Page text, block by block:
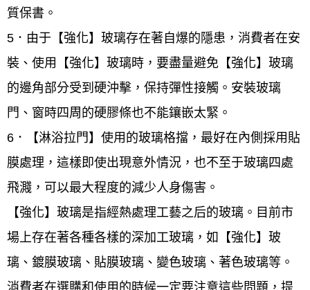
質保書。
5．由于【強化】玻璃存在著自爆的隱患，消費者在安
裝、使用【強化】玻璃時，要盡量避免【強化】玻璃
的邊角部分受到硬沖擊，保持彈性接觸。安裝玻璃
門、窗時四周的硬膠條也不能鑲嵌太緊。
6．【淋浴拉門】使用的玻璃格擋，最好在內側採用貼
膜處理，這樣即使出現意外情況，也不至于玻璃四處
飛濺，可以最大程度的減少人身傷害。
【強化】玻璃是指經熱處理工藝之后的玻璃。目前市
場上存在著各種各樣的深加工玻璃，如【強化】玻
璃、鍍膜玻璃、貼膜玻璃、變色玻璃、著色玻璃等。